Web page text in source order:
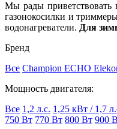
Мы рады приветствовать
газонокосилки и
водонагреватели. Для
Бренд
Все Champion ECHO
Мощность двигателя:
Все 1,2 л.с. 1,25 кВт / 1,7
750 Вт 770 Вт 800 Вт 900